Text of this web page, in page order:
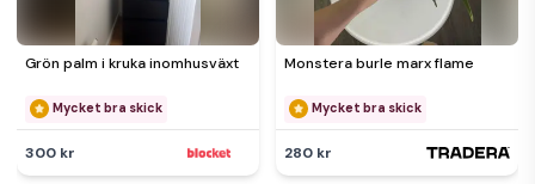
Grön palm i kruka inomhusväxt
Mycket bra skick
300 kr
Monstera burle marx flame
Mycket bra skick
280 kr